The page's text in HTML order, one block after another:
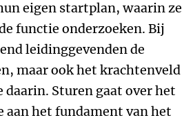
eigen startplan, waarin ze
functie onderzoeken. Bij
leidinggevenden de
maar ook het krachtenveld
Sturen gaat over het
aan het fundament van het